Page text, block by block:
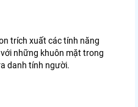
trích xuất các tính năng
những khuôn mặt trong
danh tính người.